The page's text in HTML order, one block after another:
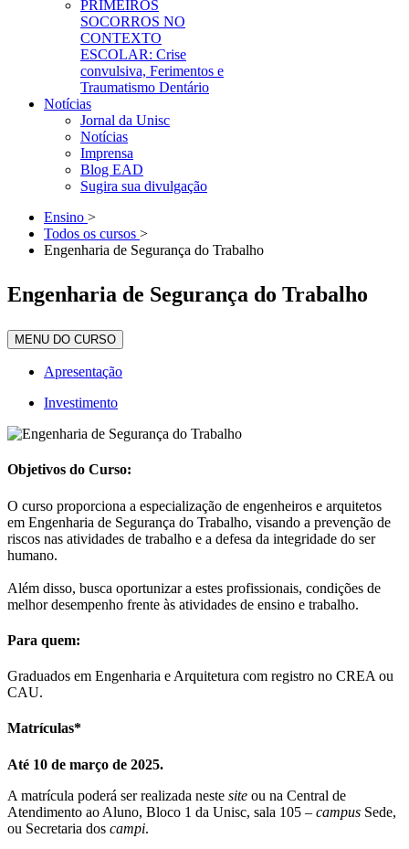
PRIMEIROS
SOCORROS NO
CONTEXTO
ESCOLAR: Crise
convulsiva, Ferimentos e
Traumatismo Dentário
Notícias
Jornal da Unisc
Notícias
Imprensa
Blog EAD
Sugira sua divulgação
Ensino >
Todos os cursos >
Engenharia de Segurança do Trabalho
Engenharia de Segurança do Trabalho
MENU DO CURSO
Apresentação
Investimento
Objetivos do Curso:
O curso proporciona a especialização de engenheiros e arquitetos
em Engenharia de Segurança do Trabalho, visando a prevenção de
riscos nas atividades de trabalho e a defesa da integridade do ser
humano.
Além disso, busca oportunizar a estes profissionais, condições de
melhor desempenho frente às atividades de ensino e trabalho.
Para quem:
Graduados em Engenharia e Arquitetura com registro no CREA ou
CAU.
Matrículas*
Até 10 de março de 2025.
A matrícula poderá ser realizada neste site ou na Central de
Atendimento ao Aluno, Bloco 1 da Unisc, sala 105 – campus Sede,
ou Secretaria dos campi.